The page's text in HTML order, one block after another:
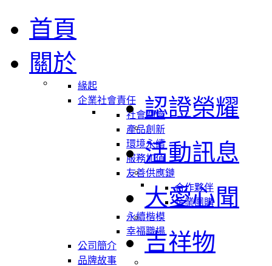
首頁
關於
緣起
企業社會責任
社會關懷
產品創新
環境永續
服務加值
友善供應鏈
合作夥伴
企業團購
永續楷模
幸福職場
公司簡介
品牌故事
認證榮耀
活動訊息
大愛心聞
吉祥物